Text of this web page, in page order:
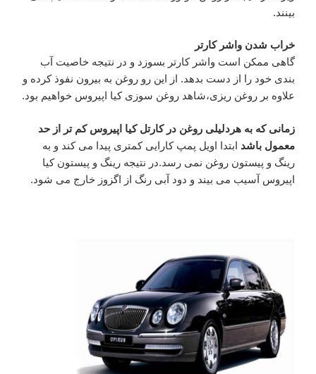
بینند.
خراب شدن واشر کارتر
گاهی ممکن است واشر کارتر بسوزد و در نتیجه خاصیت آب
بندی خود را از دست بدهد. از این رو روغن به بیرون نفوذ کرده و
علاوه بر روغن ریزی،شاهد روغن سوزی کیا اپیروس خواهیم بود.
زمانی که به هردلیلی روغن در کارتل کیا اپیروس کم تر از حد
معمول باشد ابتدا اویل پمپ کارایی کمتری پیدا می کند و به
رینگ و پیستون روغن نمی رسد.در نتیجه رینگ و پیستون کیا
اپیروس آسیب می بیند و دود آبی رنگ از اگزوز خارج می شود.